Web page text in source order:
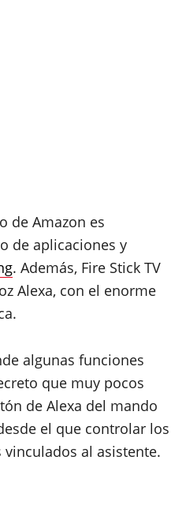
de Amazon es
de aplicaciones y
. Además, Fire Stick TV
Alexa, con el enorme
algunas funciones
que muy pocos
de Alexa del mando
el que controlar los
al asistente.